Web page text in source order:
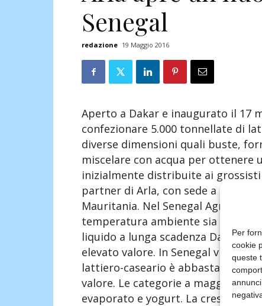
Per
cookie
queste
Senegal
redazione 19 Maggio 2016
Aperto a Dakar e inaugurato il 17
confezionare 5.000 tonnellate di
diverse dimensioni quali buste,
miscelare con acqua per ottenere
inizialmente distribuite ai grossisti
partner di Arla, con sede a Dakar –
Mauritania. Nel Senegal Agroline
temperatura ambiente sia
liquido a lunga scadenza Dano®
elevato valore. In Senegal vivono
lattiero-caseario è abbastanza
valore. Le categorie a maggior
evaporato e yogurt. La crescita